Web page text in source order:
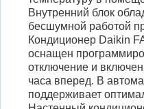
Внутренний блок
бесшумной работой
Кондиционер Daikin
оснащен
отключение и
часа вперед. В
поддерживает